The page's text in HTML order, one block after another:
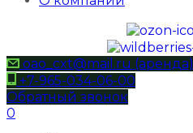
oao_cxt@mail.ru (аренда)
+7-965-034-06-00
Обратный звонок
0